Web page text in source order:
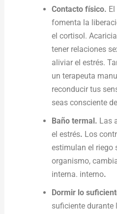
Contacto físico.
fomenta la
el cortisol.
tener relaciones
aliviar el estrés.
un terapeuta
reconducir tus
seas consciente
Baño termal. Las
el estrés. Los
estimulan el riego
organismo,
interna. interno.
Dormir lo
suficiente durante